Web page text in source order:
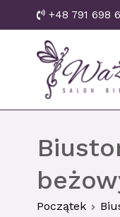
do
+48 791 698
Początek